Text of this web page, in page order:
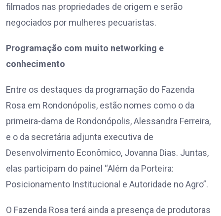
filmados nas propriedades de origem e serão
negociados por mulheres pecuaristas.
Programação com muito networking e
conhecimento
Entre os destaques da programação do Fazenda
Rosa em Rondonópolis, estão nomes como o da
primeira-dama de Rondonópolis, Alessandra Ferreira,
e o da secretária adjunta executiva de
Desenvolvimento Econômico, Jovanna Dias. Juntas,
elas participam do painel “Além da Porteira:
Posicionamento Institucional e Autoridade no Agro”.
O Fazenda Rosa terá ainda a presença de produtoras